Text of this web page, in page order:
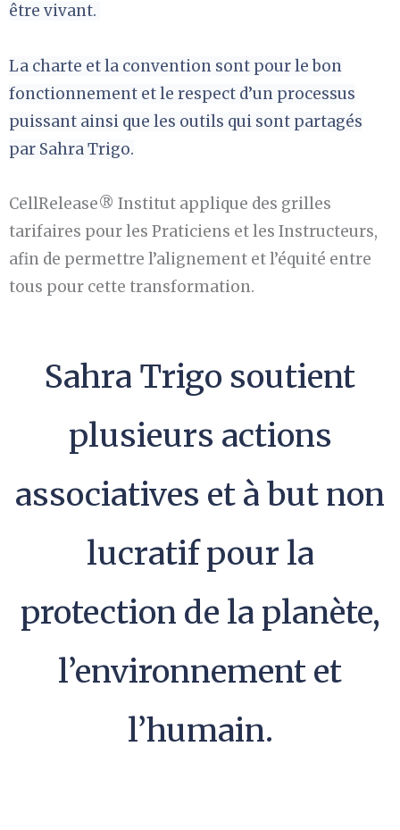
être vivant.
La charte et la convention sont pour le bon
fonctionnement et le respect d’un processus
puissant ainsi que les outils qui sont partagés
par Sahra Trigo.
CellRelease® Institut applique des grilles
tarifaires pour les Praticiens et les Instructeurs,
afin de permettre l’alignement et l’équité entre
tous pour cette transformation.
Sahra Trigo soutient
plusieurs actions
associatives et à but non
lucratif pour la
protection de la planète,
l’environnement et
l’humain.